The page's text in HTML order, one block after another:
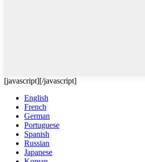
[javascript][/javascript]
English
French
German
Portuguese
Spanish
Russian
Japanese